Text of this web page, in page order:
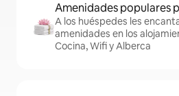
Amenidades populares
A los huéspedes les
amenidades en los
Cocina, Wifi y Alberca